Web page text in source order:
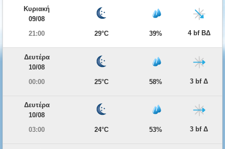
Κυριακή
09/08
21:00
29°C 39% 4 bf ΒΔ
Δευτέρα
10/08
00:00
25°C 58% 3 bf Δ
Δευτέρα
10/08
03:00
24°C 53% 3 bf Δ